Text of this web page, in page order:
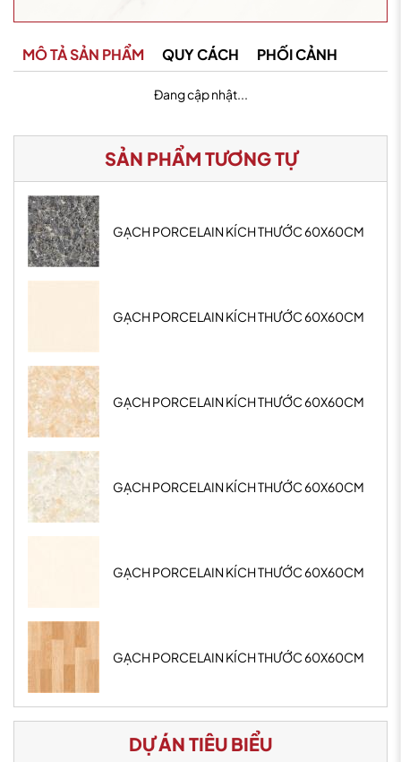
MÔ TẢ SẢN PHẨM QUY CÁCH PHỐI CẢNH
Đang cập nhật...
SẢN PHẨM TƯƠNG TỰ
GẠCH PORCELAIN KÍCH THƯỚC 60X60CM
GẠCH PORCELAIN KÍCH THƯỚC 60X60CM
GẠCH PORCELAIN KÍCH THƯỚC 60X60CM
GẠCH PORCELAIN KÍCH THƯỚC 60X60CM
GẠCH PORCELAIN KÍCH THƯỚC 60X60CM
GẠCH PORCELAIN KÍCH THƯỚC 60X60CM
DỰ ÁN TIÊU BIỂU